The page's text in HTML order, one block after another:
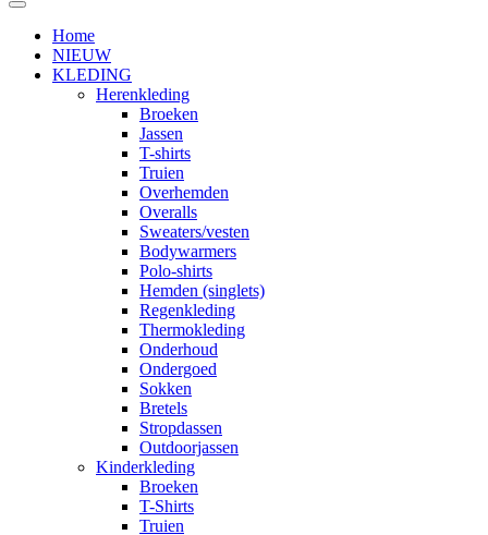
Home
NIEUW
KLEDING
Herenkleding
Broeken
Jassen
T-shirts
Truien
Overhemden
Overalls
Sweaters/vesten
Bodywarmers
Polo-shirts
Hemden (singlets)
Regenkleding
Thermokleding
Onderhoud
Ondergoed
Sokken
Bretels
Stropdassen
Outdoorjassen
Kinderkleding
Broeken
T-Shirts
Truien